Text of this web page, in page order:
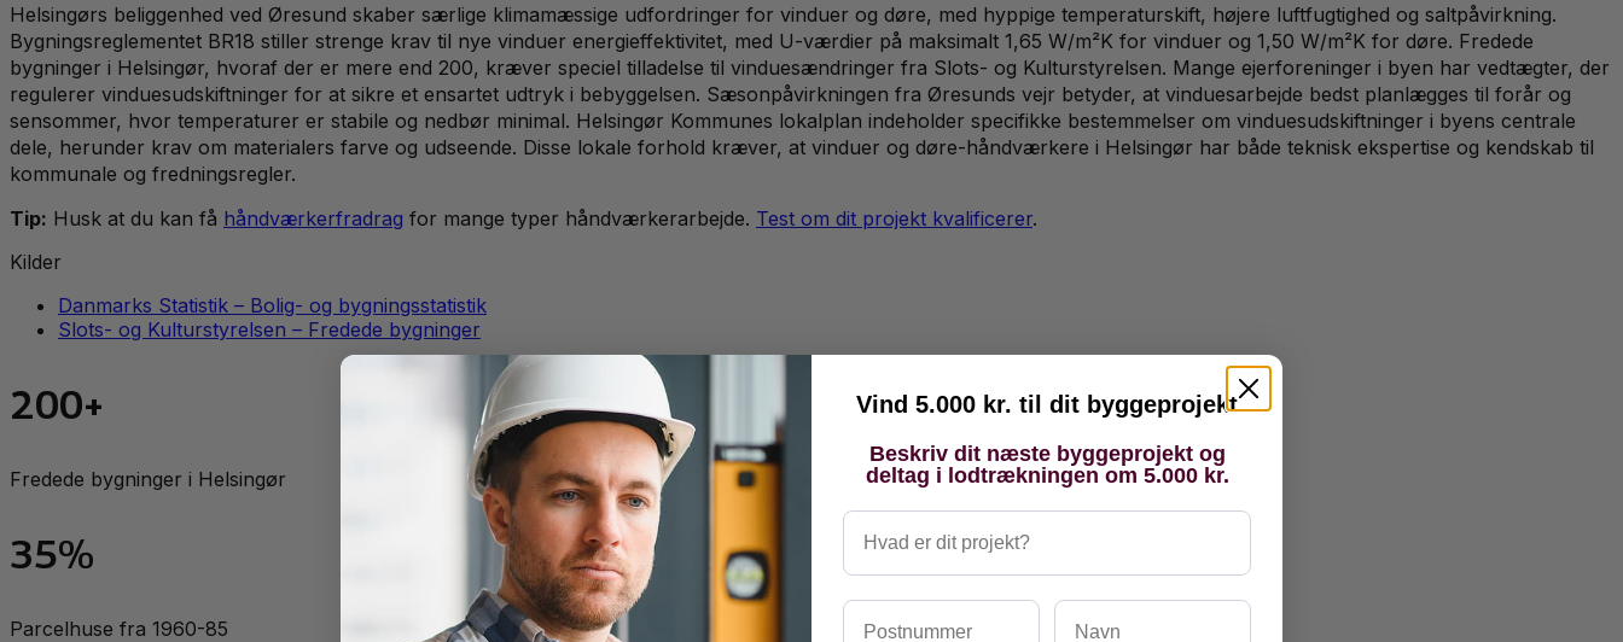
Helsingørs beliggenhed ved Øresund skaber særlige klimamæssige udfordringer for vinduer og døre, med hyppige temperaturskift, højere luftfugtighed og saltpåvirkning.
Bygningsreglementet BR18 stiller strenge krav til nye vinduer energieffektivitet, med U-værdier på maksimalt 1,65 W/m²K for vinduer og 1,50 W/m²K for døre. Fredede
bygninger i Helsingør, hvoraf der er mere end 200, kræver speciel tilladelse til vinduesændringer fra Slots- og Kulturstyrelsen. Mange ejerforeninger i byen har vedtægter, der
regulerer vinduesudskiftninger for at sikre et ensartet udtryk i bebyggelsen. Sæsonpåvirkningen fra Øresunds vejr betyder, at vinduesarbejde bedst planlægges til forår og
sensommer, hvor temperaturer er stabile og nedbør minimal. Helsingør Kommunes lokalplan indeholder specifikke bestemmelser om vinduesudskiftninger i byens centrale
dele, herunder krav om materialers farve og udseende. Disse lokale forhold kræver, at vinduer og døre-håndværkere i Helsingør har både teknisk ekspertise og kendskab til
kommunale og fredningsregler.
Tip: Husk at du kan få håndværkerfradrag for mange typer håndværkerarbejde. Test om dit projekt kvalificerer.
Kilder
Danmarks Statistik – Bolig- og bygningsstatistik
Slots- og Kulturstyrelsen – Fredede bygninger
200+
Fredede bygninger i Helsingør
35%
Parcelhuse fra 1960-85
Vind 5.000 kr. til dit byggeprojekt
Beskriv dit næste byggeprojekt og
deltag i lodtrækningen om 5.000 kr.
Hvad er dit projekt?
Postnummer Navn